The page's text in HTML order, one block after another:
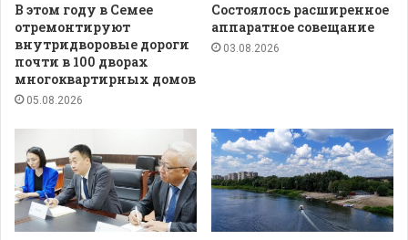
В этом году в Семее
отремонтируют
внутридворовые дороги
почти в 100 дворах
многоквартирных домов
05.08.2026
Состоялось расширенное
аппаратное совещание
03.08.2026